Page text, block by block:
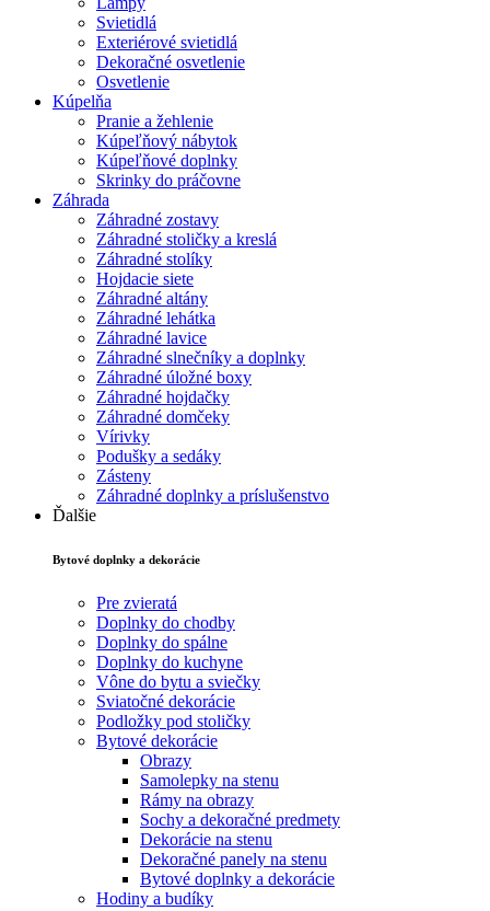
Svietidlá
Exteriérové svietidlá
Dekoračné osvetlenie
Osvetlenie
Kúpelňa
Pranie a žehlenie
Kúpeľňový nábytok
Kúpeľňové doplnky
Skrinky do práčovne
Záhrada
Záhradné zostavy
Záhradné stoličky a kreslá
Záhradné stolíky
Hojdacie siete
Záhradné altány
Záhradné lehátka
Záhradné lavice
Záhradné slnečníky a doplnky
Záhradné úložné boxy
Záhradné hojdačky
Záhradné domčeky
Vírivky
Podušky a sedáky
Zásteny
Záhradné doplnky a príslušenstvo
Ďalšie
Bytové doplnky a dekorácie
Pre zvieratá
Doplnky do chodby
Doplnky do spálne
Doplnky do kuchyne
Vône do bytu a sviečky
Sviatočné dekorácie
Podložky pod stoličky
Bytové dekorácie
Obrazy
Samolepky na stenu
Rámy na obrazy
Sochy a dekoračné predmety
Dekorácie na stenu
Dekoračné panely na stenu
Bytové doplnky a dekorácie
Hodiny a budíky